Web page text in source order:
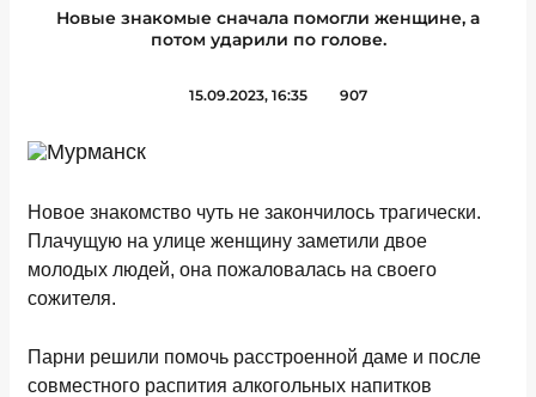
Новые знакомые сначала помогли женщине, а
потом ударили по голове.
15.09.2023, 16:35 907
Новое знакомство чуть не закончилось трагически.
Плачущую на улице женщину заметили двое
молодых людей, она пожаловалась на своего
сожителя.
Парни решили помочь расстроенной даме и после
совместного распития алкогольных напитков